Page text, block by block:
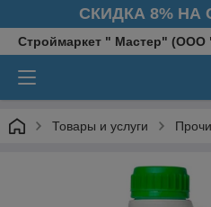
СКИДКА 8% НА
Строймаркет " Мастер" (ООО
Товары и услуги